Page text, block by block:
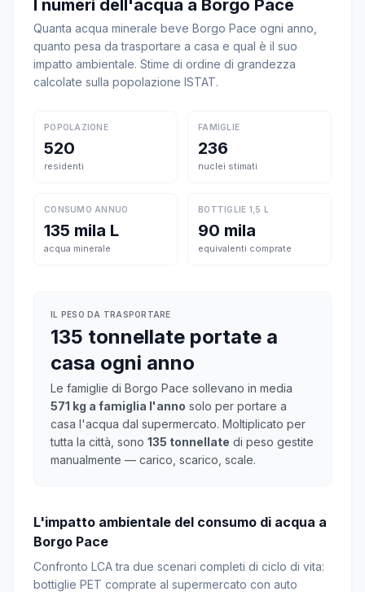
I numeri dell'acqua a Borgo Pace
Quanta acqua minerale beve Borgo Pace ogni anno,
quanto pesa da trasportare a casa e qual è il suo
impatto ambientale. Stime di ordine di grandezza
calcolate sulla popolazione ISTAT.
POPOLAZIONE
520
residenti
FAMIGLIE
236
nuclei stimati
CONSUMO ANNUO
135 mila L
acqua minerale
BOTTIGLIE 1,5 L
90 mila
equivalenti comprate
IL PESO DA TRASPORTARE
135 tonnellate portate a
casa ogni anno
Le famiglie di Borgo Pace sollevano in media
571 kg a famiglia l'anno solo per portare a
casa l'acqua dal supermercato. Moltiplicato per
tutta la città, sono 135 tonnellate di peso gestite
manualmente — carico, scarico, scale.
L'impatto ambientale del consumo di acqua a
Borgo Pace
Confronto LCA tra due scenari completi di ciclo di vita:
bottiglie PET comprate al supermercato con auto